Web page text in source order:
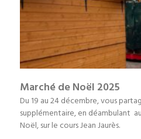
Marché de Noël 2025
Du 19 au 24 décembre, vous
supplémentaire, en déambulant
Noël, sur le cours Jean Jaurès.